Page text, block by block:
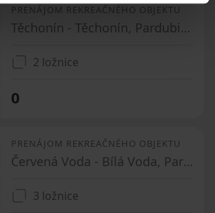
PRENÁJOM REKREAČNÉHO OBJEKTU
Těchonín - Těchonín, Pardubický kraj
2 ložnice
0
PRENÁJOM REKREAČNÉHO OBJEKTU
Červená Voda - Bílá Voda, Pardubický kraj
3 ložnice